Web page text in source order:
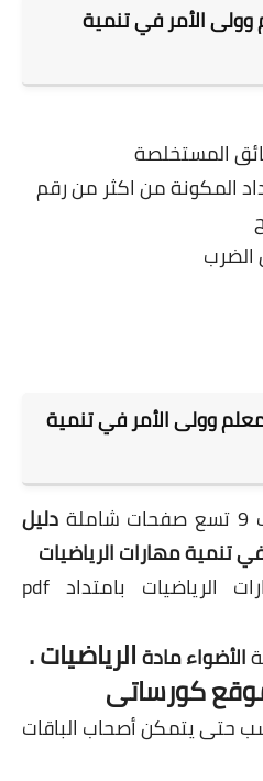
وولى الأمر في تنمية
المستخلصة
المكونة من اكثر من رقم
الضرب
وولى الأمر في تنمية
دليل
تنمية مهارات الرياضيات
كتاب تنمية مهارات الرياضيات بامتداد pdf
الأضواء مادةالرياضيات.
كورساتى
حتى يتمكن أصحاب الباقات